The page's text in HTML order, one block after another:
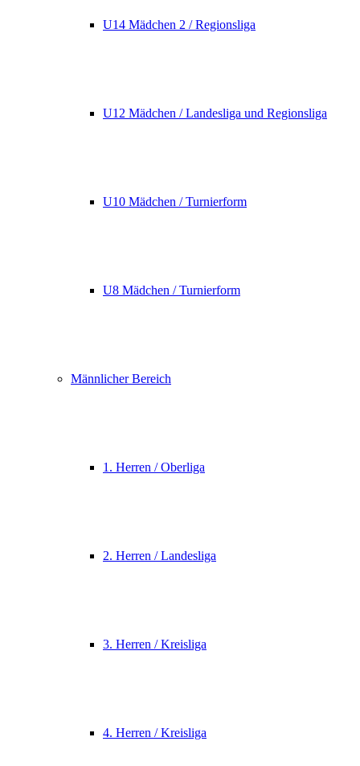
U14 Mädchen 2 / Regionsliga
U12 Mädchen / Landesliga und Regionsliga
U10 Mädchen / Turnierform
U8 Mädchen / Turnierform
Männlicher Bereich
1. Herren / Oberliga
2. Herren / Landesliga
3. Herren / Kreisliga
4. Herren / Kreisliga